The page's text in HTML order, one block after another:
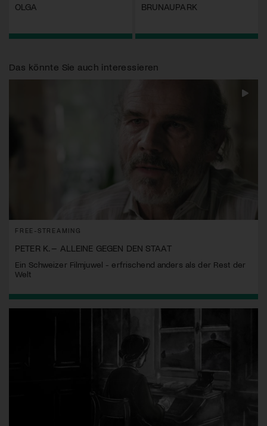
OLGA BRUNAUPARK
Das könnte Sie auch interessieren
FREE-STREAMING
PETER K. – ALLEINE GEGEN DEN STAAT
Ein Schweizer Filmjuwel - erfrischend anders als der Rest der
Welt